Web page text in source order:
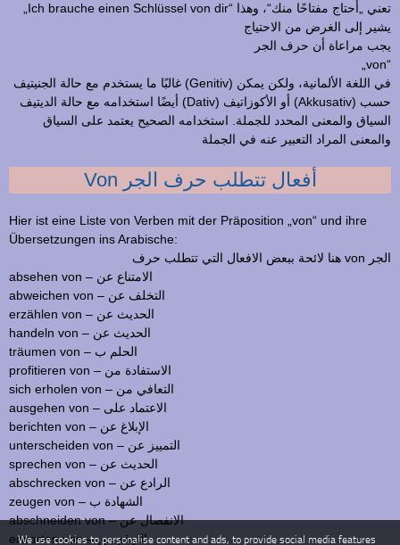
„Ich brauche einen Schlüssel von dir“ تعني „أحتاج مفتاحًا منك“، وهذا
يشير إلى الغرض من الاحتياج
يجب مراعاة أن حرف الجر
„von“
غالبًا ما يستخدم مع حالة الجنيتيف (Genitiv) في اللغة الألمانية، ولكن يمكن
أيضًا استخدامه مع حالة الديتيف (Dativ) أو الأكوزاتيف (Akkusativ) حسب
السياق والمعنى المحدد للجملة. استخدامه الصحيح يعتمد على السياق
والمعنى المراد التعبير عنه في الجملة
Von أفعال تتطلب حرف الجر
Hier ist eine Liste von Verben mit der Präposition „von“ und ihre
Übersetzungen ins Arabische:
هنا لائحة ببعض الافعال التي تتطلب حرف von الجر
absehen von – الامتناع عن
abweichen von – التخلف عن
erzählen von – الحديث عن
handeln von – الحديث عن
träumen von – الحلم ب
profitieren von – الاستفادة من
sich erholen von – التعافي من
ausgehen von – الاعتماد على
berichten von – الإبلاغ عن
unterscheiden von – التمييز عن
sprechen von – الحديث عن
abschrecken von – الرادع عن
zeugen von – الشهادة ب
abschneiden von – الانفصال عن
erwarten von – التوقع من
We use cookies to personalise content and ads, to provide social media features